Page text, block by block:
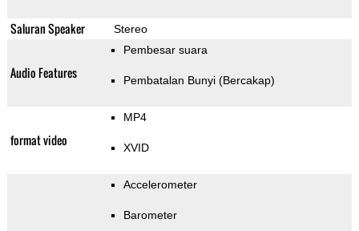
Saluran Speaker Stereo
Audio Features
Pembesar suara
Pembatalan Bunyi (Bercakap)
format video
MP4
XVID
Accelerometer
Barometer